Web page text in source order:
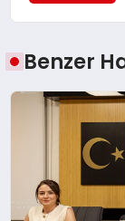
Benzer